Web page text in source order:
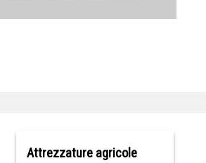
Attrezzature agricole